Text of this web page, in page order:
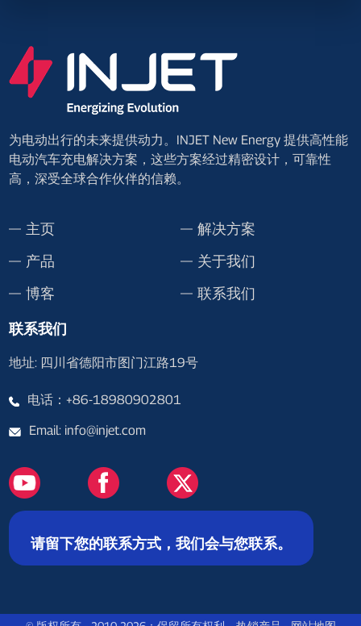
为电动出行的未来提供动力。INJET New Energy 提供高性能
电动汽车充电解决方案，这些方案经过精密设计，可靠性
高，深受全球合作伙伴的信赖。
主页
解决方案
产品
关于我们
博客
联系我们
联系我们
地址: 四川省德阳市图门江路19号
电话：+86-18980902801
Email: info@injet.com
请留下您的联系方式，我们会与您联系。